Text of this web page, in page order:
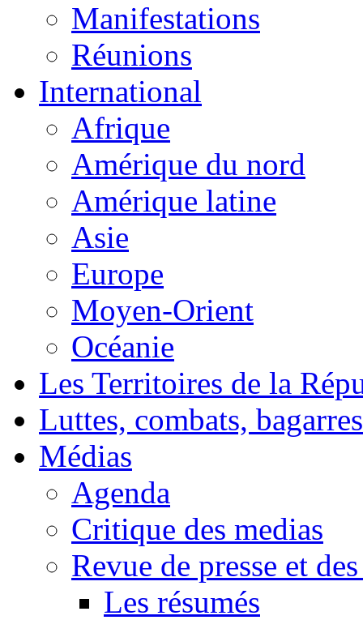
Manifestations
Réunions
International
Afrique
Amérique du nord
Amérique latine
Asie
Europe
Moyen-Orient
Océanie
Les Territoires de la
Luttes, combats, bagarres
Médias
Agenda
Critique des medias
Revue de presse et
Les résumés